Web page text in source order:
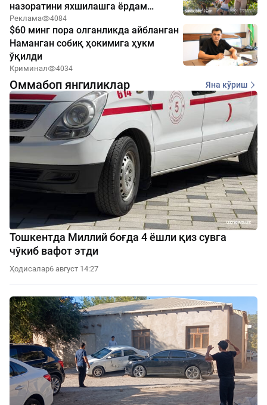
назоратини яхшилашга ёрдам
бермоқда
Реклама 4084
$60 минг пора олганликда айбланган
Наманган собиқ ҳокимига ҳукм
ўқилди
Криминал 4034
Оммабоп янгиликлар Яна кўриш
Тошкентда Миллий боғда 4 ёшли қиз сувга
чўкиб вафот этди
Ҳодисалар6 август 14:27